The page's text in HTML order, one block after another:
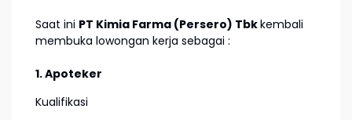
Saat ini PT Kimia Farma (Persero) Tbkkembali
membuka lowongan kerja sebagai :
1. Apoteker
Kualifikasi